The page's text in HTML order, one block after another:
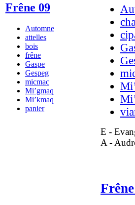
Frêne 09
Automne
attelles
bois
frêne
Gaspe
Gespeg
micmac
Mi’gmaq
Mi’kmaq
panier
E -
A -